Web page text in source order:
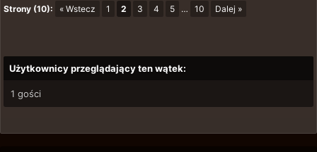
Strony (10): « Wstecz 1 2 3 4 5 … 10 Dalej »
Użytkownicy przeglądający ten wątek:
1 gości